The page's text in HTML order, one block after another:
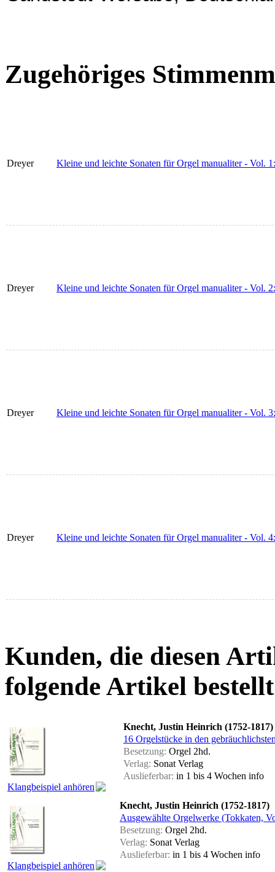
Zugehöriges
Dreyer Kleine und leichte Sonaten für Orgel manualiter - Vol.
Dreyer Kleine und leichte Sonaten für Orgel manualiter - Vol.
Dreyer Kleine und leichte Sonaten für Orgel manualiter - Vol.
Dreyer Kleine und leichte Sonaten für Orgel manualiter - Vol.
Kunden, die diesen
folgende Artikel
Klangbeispiel anhören
Knecht, Justin Heinrich (1752-1817)
16 Orgelstücke in den
Besetzung: Orgel 2hd.
Verlag: Sonat Verlag
Auslieferbar: in 1 bis 4 Wochen info
Klangbeispiel anhören
Knecht, Justin Heinrich (1752-1817)
Ausgewählte Orgelwerke (Tokkaten,
Besetzung: Orgel 2hd.
Verlag: Sonat Verlag
Auslieferbar: in 1 bis 4 Wochen info